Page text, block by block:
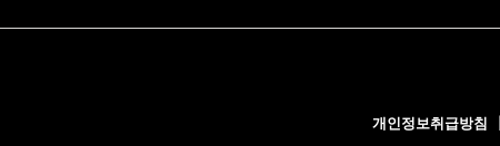
개인정보취급방침